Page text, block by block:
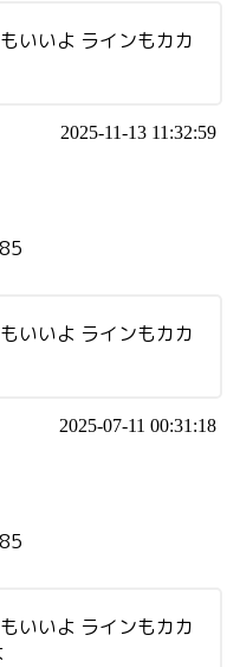
いいよ ラインもカカ
2025-11-13 11:32:59
いいよ ラインもカカ
2025-07-11 00:31:18
いいよ ラインもカカ